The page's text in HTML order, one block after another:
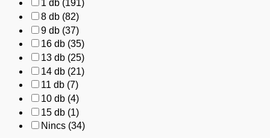
1 db (191)
8 db (82)
9 db (37)
16 db (35)
13 db (25)
14 db (21)
11 db (7)
10 db (4)
15 db (1)
Nincs (34)